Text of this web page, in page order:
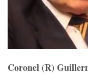
Coronel (R)